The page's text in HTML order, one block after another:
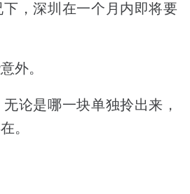
，深圳在一个月内即将要
外。
论是哪一块单独拎出来，
。